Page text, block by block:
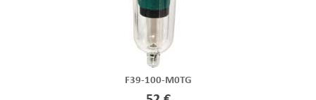
F39-100-M0TG